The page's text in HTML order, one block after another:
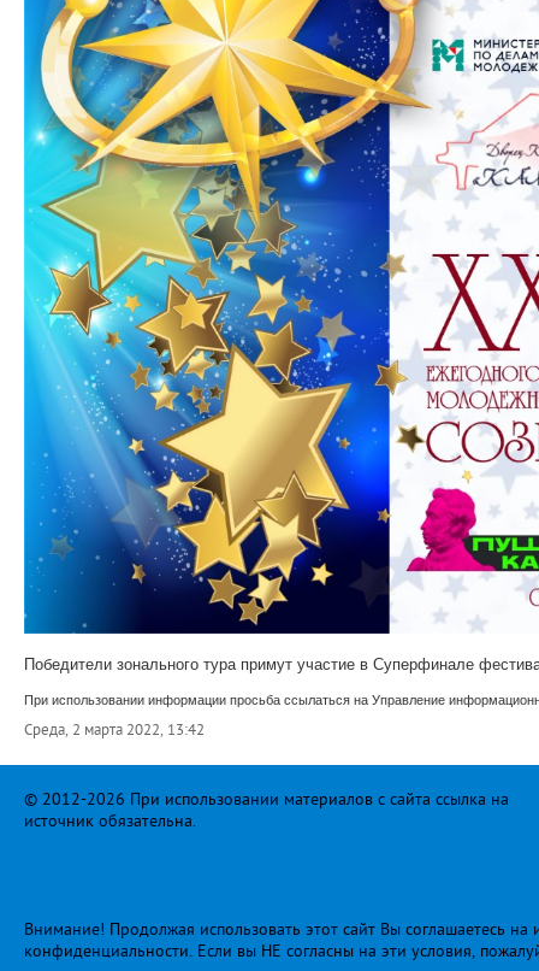
Победители зонального тура примут участие в Суперфинале
При использовании информации просьба ссылаться на Управление
Среда, 2 марта 2022, 13:42
© 2012-2026 При использовании материалов с сайта ссылка на
источник обязательна.
Внимание! Продолжая использовать этот сайт Вы соглашаетесь
конфиденциальности . Если вы НЕ согласны на эти условия,